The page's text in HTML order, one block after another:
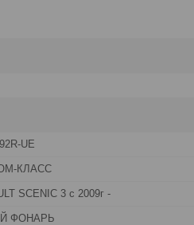
UE
КЛАСС
SCENIC 3 с 2009г -
ФОНАРЬ